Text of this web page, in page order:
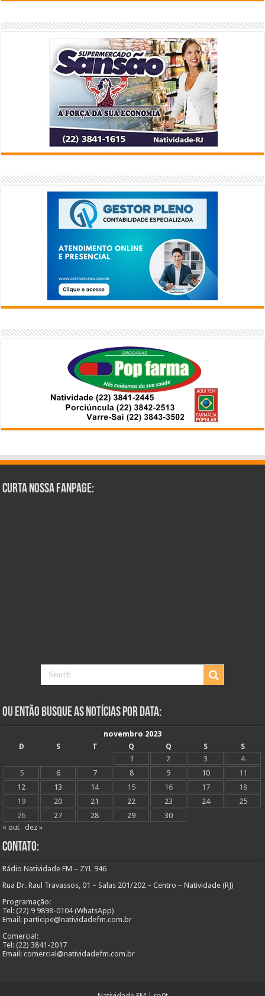
Curta Nossa Fanpage:
Ou Então Busque as Notícias Por Data:
novembro 2023
D
S T Q Q S
S
1
2 3
4
5
6 7 8 9 10
11
12
13 14 15 16 17
18
19
20 21 22 23 24
25
26
27 28 29
30
« out
dez »
Contato:
Rádio Natividade FM – ZYL 946
Rua Dr. Raul Travassos, 01 – Salas 201/202 – Centro – Natividade (RJ)
Programação:
Tel: (22) 9 9898-0104 (WhatsApp)
Email: participe@natividadefm.com.br
Comercial:
Tel: (22) 3841-2017
Email: comercial@natividadefm.com.br